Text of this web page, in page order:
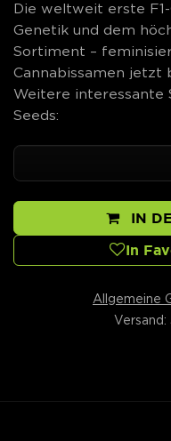
Die weltweit erste
Genetik und dem
Sortiment –
Cannabissamen jetzt
Weitere interessante
Seeds:
IN
In
Allgemeine